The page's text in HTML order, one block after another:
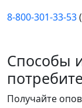
8-800-301-33-53
Способы
Получайте